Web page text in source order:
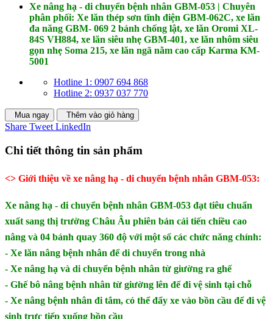
Xe nâng hạ - di chuyển bệnh nhân GBM-053 | Chuyên
phân phối: Xe lăn thép sơn tĩnh điện GBM-062C, xe lăn
đa năng GBM- 069 2 bánh chống lật, xe lăn Oromi XL-
84S VH884, xe lăn siêu nhẹ GBM-401, xe lăn nhôm siêu
gọn nhẹ Soma 215​​, xe lăn ngã nằm cao cấp Karma KM-
5001
Hotline 1: 0907 694 868
Hotline 2: 0937 037 770
Mua ngay Thêm vào giỏ hàng
Share Tweet LinkedIn
Chi tiết thông tin sản phẩm
<> Giới thiệu về xe nâng hạ - di chuyển bệnh nhân GBM-053:
Xe nâng hạ - di chuyển bệnh nhân GBM-053 đạt tiêu chuẩn
xuất sang thị trường Châu Âu phiên bản cải tiến chiều cao
nâng và 04 bánh quay 360 độ với một số các chức năng chính:
- Xe lăn nâng bệnh nhân để di chuyển trong nhà
- Xe nâng hạ và di chuyển bệnh nhân từ giường ra ghế
- Ghế bô nâng bệnh nhân từ giường lên để đi vệ sinh tại chỗ
- Xe nâng bệnh nhân đi tắm, có thể đẩy xe vào bồn cầu để đi vệ
sinh trực tiếp xuống bồn cầu